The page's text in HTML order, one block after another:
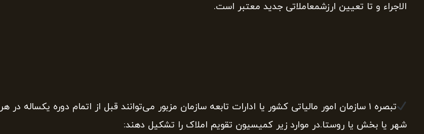
الاجراء و تا تعیین ارزشمعاملاتی جدید معتبر است.
تبصره ۱ سازمان امور مالیاتی کشور یا ادارات تابعه سازمان مزبور می‌توانند قبل از اتمام دوره یکساله در هر
شهر یا بخش یا روستا.در موارد زیر کمیسیون تقویم املاک را تشکیل دهند: